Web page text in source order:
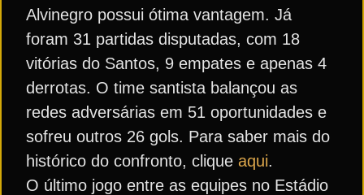
Alvinegro possui ótima vantagem. Já
foram 31 partidas disputadas, com 18
vitórias do Santos, 9 empates e apenas 4
derrotas. O time santista balançou as
redes adversárias em 51 oportunidades e
sofreu outros 26 gols. Para saber mais do
histórico do confronto, clique aqui.
O último jogo entre as equipes no Estádio